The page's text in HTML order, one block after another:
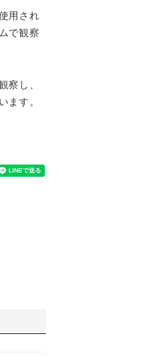
用され
で観察
し、
す。